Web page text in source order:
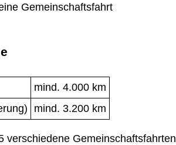
Gemeinschaftsfahrt
mind. 4.000 km
mind. 3.200 km
verschiedene